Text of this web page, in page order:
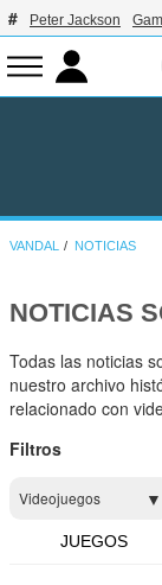
Peter Jackson
VANDAL NOTICIAS
NOTICIAS
Todas las noticias
nuestro archivo
relacionado con
Filtros
Videojuegos
JUEGOS